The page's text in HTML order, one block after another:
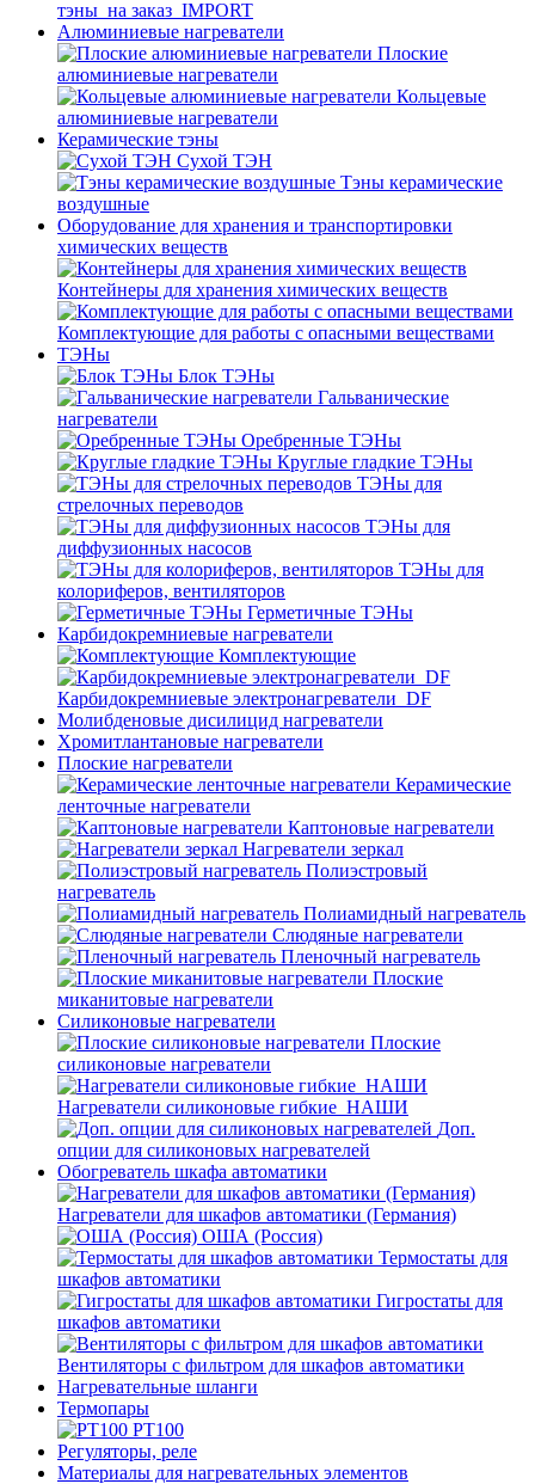
тэны_на заказ_IMPORT
Алюминиевые нагреватели
Плоские
алюминиевые нагреватели
Кольцевые
алюминиевые нагреватели
Керамические тэны
Сухой ТЭН
Тэны керамические
воздушные
Оборудование для хранения и транспортировки
химических веществ
Контейнеры для хранения химических веществ
Комплектующие для работы с опасными веществами
ТЭНы
Блок ТЭНы
Гальванические
нагреватели
Оребренные ТЭНы
Круглые гладкие ТЭНы
ТЭНы для
стрелочных переводов
ТЭНы для
диффузионных насосов
ТЭНы для
колориферов, вентиляторов
Герметичные ТЭНы
Карбидокремниевые нагреватели
Комплектующие
Карбидокремниевые электронагреватели_DF
Молибденовые дисилицид нагреватели
Хромитлантановые нагреватели
Плоские нагреватели
Керамические
ленточные нагреватели
Каптоновые нагреватели
Нагреватели зеркал
Полиэстровый
нагреватель
Полиамидный нагреватель
Слюдяные нагреватели
Пленочный нагреватель
Плоские
миканитовые нагреватели
Силиконовые нагреватели
Плоские
силиконовые нагреватели
Нагреватели силиконовые гибкие_НАШИ
Доп.
опции для силиконовых нагревателей
Обогреватель шкафа автоматики
Нагреватели для шкафов автоматики (Германия)
ОША (Россия)
Термостаты для
шкафов автоматики
Гигростаты для
шкафов автоматики
Вентиляторы с фильтром для шкафов автоматики
Нагревательные шланги
Термопары
PT100
Регуляторы, реле
Материалы для нагревательных элементов